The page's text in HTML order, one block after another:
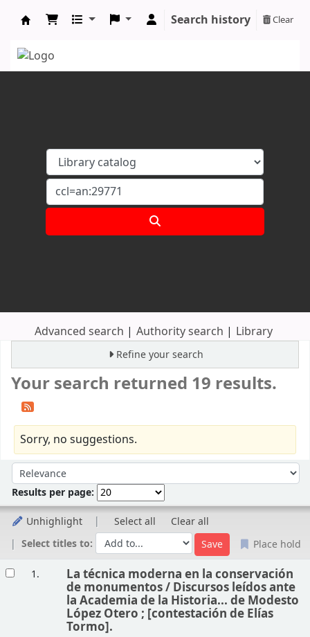
Search history Clear
Advanced search Authority search Library
Refine your search
Your search returned 19 results.
Sorry, no suggestions.
Sort by:
Results per page:
Unhighlight Select all
Clear all
Select titles to:
Place hold
1. La técnica moderna en la conservación
de monumentos / Discursos leídos ante
la Academia de la Historia... de Modesto
López Otero ; [contestación de Elías
Tormo].